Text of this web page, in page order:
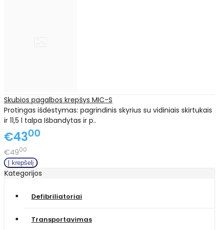
Skubios pagalbos krepšys MIC-S
Protingas išdėstymas: pagrindinis skyrius su vidiniais skirtukais
ir 11,5 l talpa Išbandytas ir p..
€4300
€4900
Kategorijos
Defibriliatoriai
Transportavimas